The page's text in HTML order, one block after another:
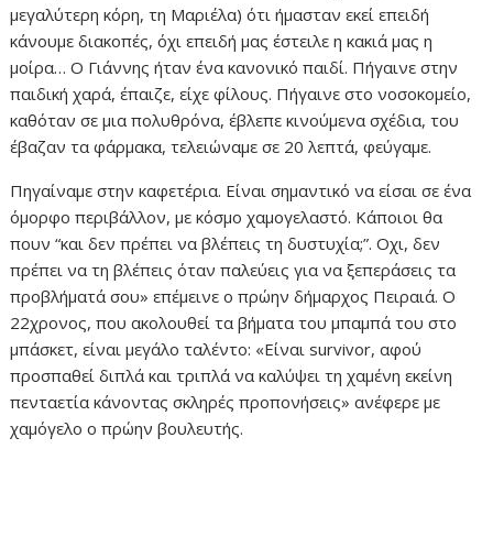
μεγαλύτερη κόρη, τη Μαριέλα) ότι ήμασταν εκεί επειδή
κάνουμε διακοπές, όχι επειδή μας έστειλε η κακιά μας η
μοίρα… Ο Γιάννης ήταν ένα κανονικό παιδί. Πήγαινε στην
παιδική χαρά, έπαιζε, είχε φίλους. Πήγαινε στο νοσοκομείο,
καθόταν σε μια πολυθρόνα, έβλεπε κινούμενα σχέδια, του
έβαζαν τα φάρμακα, τελειώναμε σε 20 λεπτά, φεύγαμε.
Πηγαίναμε στην καφετέρια. Είναι σημαντικό να είσαι σε ένα
όμορφο περιβάλλον, με κόσμο χαμογελαστό. Κάποιοι θα
πουν “και δεν πρέπει να βλέπεις τη δυστυχία;”. Οχι, δεν
πρέπει να τη βλέπεις όταν παλεύεις για να ξεπεράσεις τα
προβλήματά σου» επέμεινε ο πρώην δήμαρχος Πειραιά. Ο
22χρονος, που ακολουθεί τα βήματα του μπαμπά του στο
μπάσκετ, είναι μεγάλο ταλέντο: «Είναι survivor, αφού
προσπαθεί διπλά και τριπλά να καλύψει τη χαμένη εκείνη
πενταετία κάνοντας σκληρές προπονήσεις» ανέφερε με
χαμόγελο ο πρώην βουλευτής.